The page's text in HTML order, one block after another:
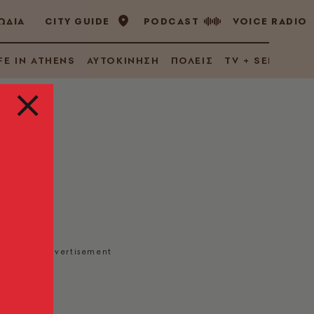
CITY GUIDE PODCAST VOICE RADIO
IN ATHENS ΑΥΤΟΚΙΝΗΣΗ ΠΟΛΕΙΣ TV + SERIES